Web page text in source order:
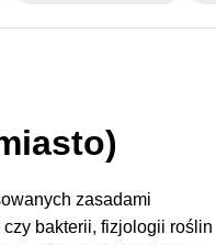
zasadami
bakterii, fizjologii roślin